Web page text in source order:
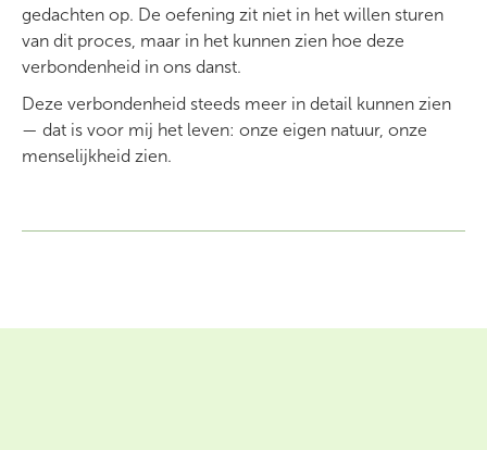
gedachten op. De oefening zit niet in het willen sturen
van dit proces, maar in het kunnen zien hoe deze
verbondenheid in ons danst.
Deze verbondenheid steeds meer in detail kunnen zien
— dat is voor mij het leven: onze eigen natuur, onze
menselijkheid zien.